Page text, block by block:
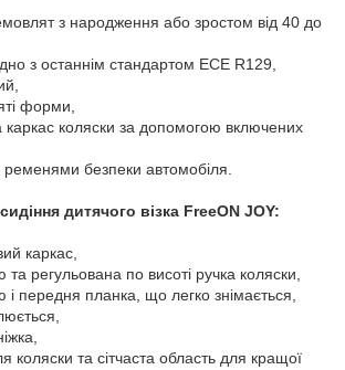
з народження або зростом від 40 до
з останнім стандартом ECE R129,
форми,
каркас коляски за допомогою включених
ременями безпеки автомобіля.
дитячого візка FreeON JOY:
каркас,
та регульована по висоті ручка коляски,
і передня планка, що легко знімається,
коляски та сітчаста область для кращої